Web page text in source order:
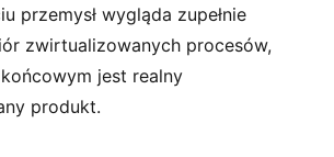
przemysł wygląda zupełnie
zwirtualizowanych procesów,
jest realny
produkt.